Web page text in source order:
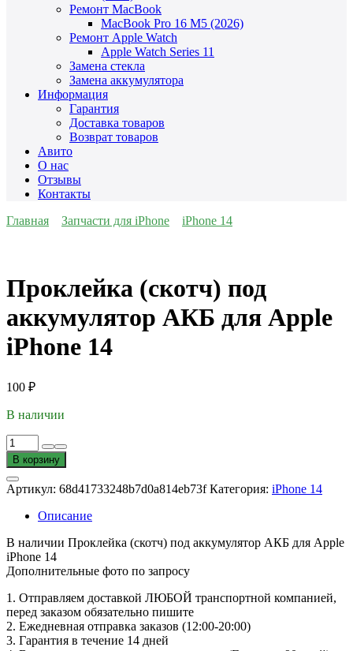
Ремонт MacBook
MacBook Pro 16 M5 (2026)
Ремонт Apple Watch
Apple Watch Series 11
Замена стекла
Замена аккумулятора
Информация
Гарантия
Доставка товаров
Возврат товаров
Авито
О нас
Отзывы
Контакты
Главная
Запчасти для iPhone iPhone 14
Проклейка (скотч) под
аккумулятор АКБ для Apple
iPhone 14
100 ₽
В наличии
Количество
товара
Проклейка
(скотч)
под
аккумулятор
для
Apple
iPhone
В корзину
Артикул: 68d41733248b7d0a814eb73f Категория: iPhone 14
Описание
В наличии Проклейка (скотч) под аккумулятор АКБ для Apple
iPhone 14
Дополнительные фото по запросу
1. Oтпpавляем доставкой ЛЮБОЙ транспортной компанией,
перед заказом обязательно пишите
2. Ежедневная отправка заказов (12:00-20:00)
3. Гарантия в течение 14 дней